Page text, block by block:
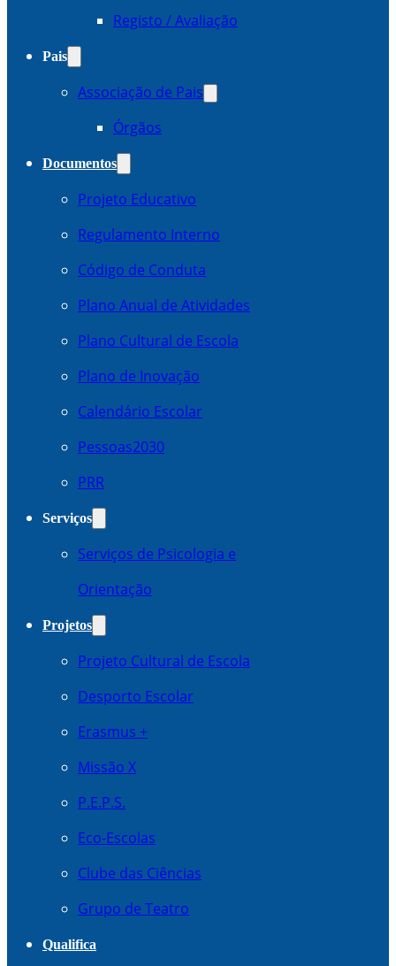
Registo / Avaliação
Pais
Associação de Pais
Órgãos
Documentos
Projeto Educativo
Regulamento Interno
Código de Conduta
Plano Anual de Atividades
Plano Cultural de Escola
Plano de Inovação
Calendário Escolar
Pessoas2030
PRR
Serviços
Serviços de Psicologia e
Orientação
Projetos
Projeto Cultural de Escola
Desporto Escolar
Erasmus +
Missão X
P.E.P.S.
Eco-Escolas
Clube das Ciências
Grupo de Teatro
Qualifica